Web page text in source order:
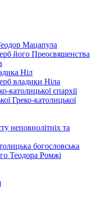
Мацапула
його Преосвященства
Ніл
владики Ніла
католицької єпархії
Греко-католицької
неповнолітніх та
богословська
Теодора Ромжі